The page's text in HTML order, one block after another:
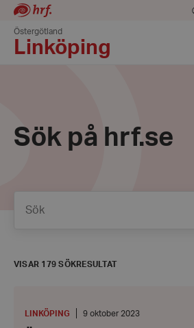
Östergötland
Linköping
Sök på hrf.se
VISAR 179 SÖKRESULTAT
PLATS:
LINKÖPING
Datum:
9 oktober 2023